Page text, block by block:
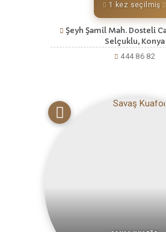
1 kez seçilmiş
Şeyh Şamil Mah. Dosteli
Selçuklu, Konya
444 86 82